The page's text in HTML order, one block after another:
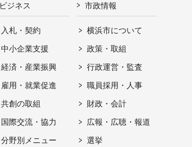
ビジネス
入札・契約
中小企業支援
経済・産業振興
雇用・就業促進
共創の取組
国際交流・協力
分野別メニュー
市政情報
横浜市について
政策・取組
行政運営・監査
職員採用・人事
財政・会計
広報・広聴・報道
選挙